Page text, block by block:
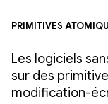
Primitives
Les logiciels
sur des
modification-